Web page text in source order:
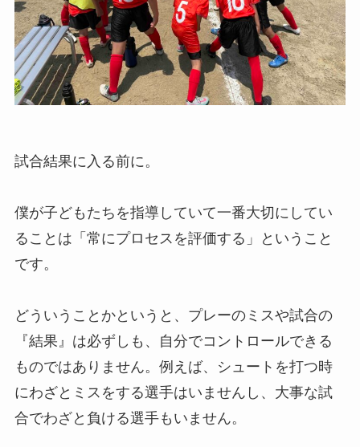
試合結果に入る前に。
僕が子どもたちを指導していて一番大切にしてい
ることは「常にプロセスを評価する」ということ
です。
どういうことかというと、プレーのミスや試合の
『結果』は必ずしも、自分でコントロールできる
ものではありません。例えば、シュートを打つ時
にわざとミスをする選手はいませんし、大事な試
合でわざと負ける選手もいません。